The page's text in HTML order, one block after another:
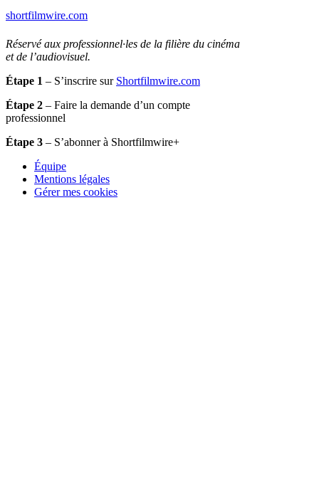
shortfilmwire.com
Réservé aux professionnel·les de la filière du cinéma
et de l’audiovisuel.
Étape 1 – S’inscrire sur Shortfilmwire.com
Étape 2 – Faire la demande d’un compte
professionnel
Étape 3 – S’abonner à Shortfilmwire+
Équipe
Mentions légales
Gérer mes cookies